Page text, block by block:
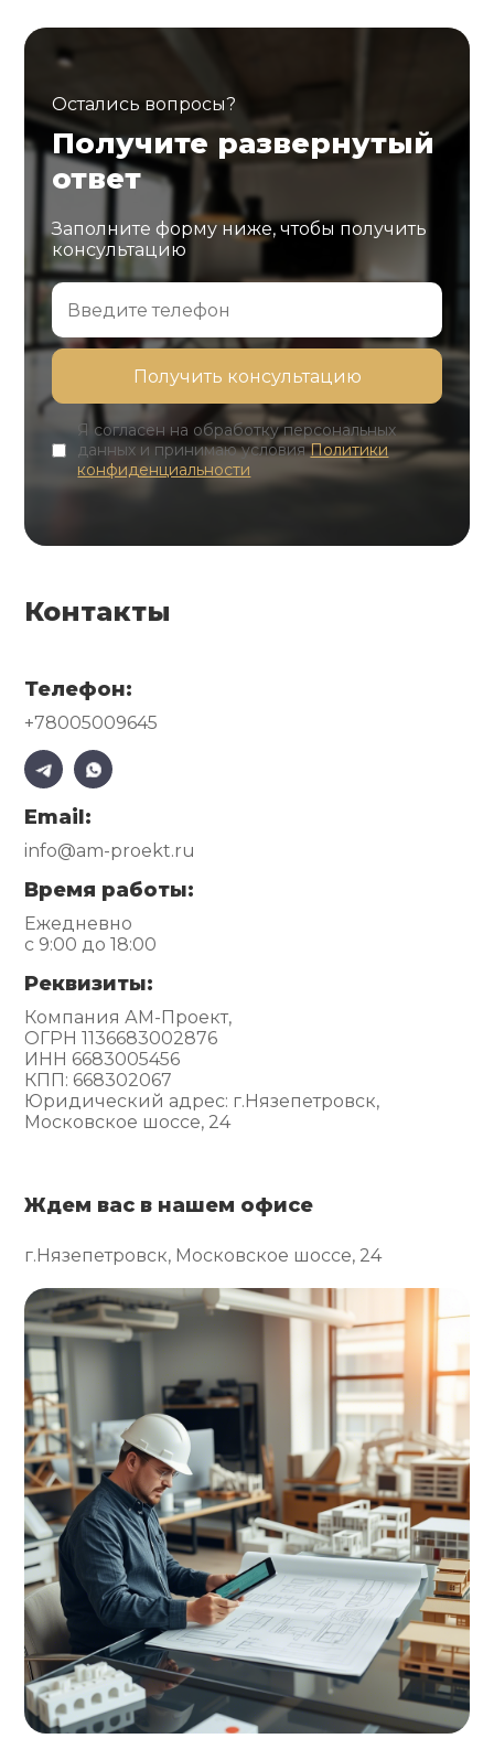
Остались вопросы?
Получите развернутый
ответ
Заполните форму ниже, чтобы получить
консультацию
Я согласен на обработку персональных
данных и принимаю условияПолитики
конфиденциальности
Контакты
Телефон:
+78005009645
Email:
info@am-proekt.ru
Время работы:
Ежедневно
с 9:00 до 18:00
Реквизиты:
Компания АМ-Проект,
ОГРН 1136683002876
ИНН 6683005456
КПП: 668302067
Юридический адрес: г.Нязепетровск,
Московское шоссе, 24
Ждем вас в нашем офисе
г.Нязепетровск, Московское шоссе, 24